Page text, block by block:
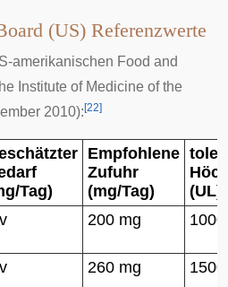
(US) Referenzwerte
amerikanischen Food and
Institute of Medicine of the
2010): [22]
Tag)
Empfohlene
Zufuhr
(mg/Tag)
(UL)
200 mg
260 mg